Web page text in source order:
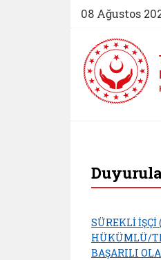
08 Ağustos
SÜREKLİ İŞÇİ
HÜKÜMLÜ/
BAŞARILI